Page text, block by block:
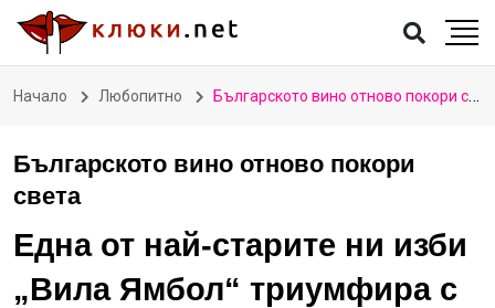
Начало Любопитно Българското вино отново покори света
Българското вино отново покори
света
Една от най-старите ни изби
„Вила Ямбол“ триумфира с